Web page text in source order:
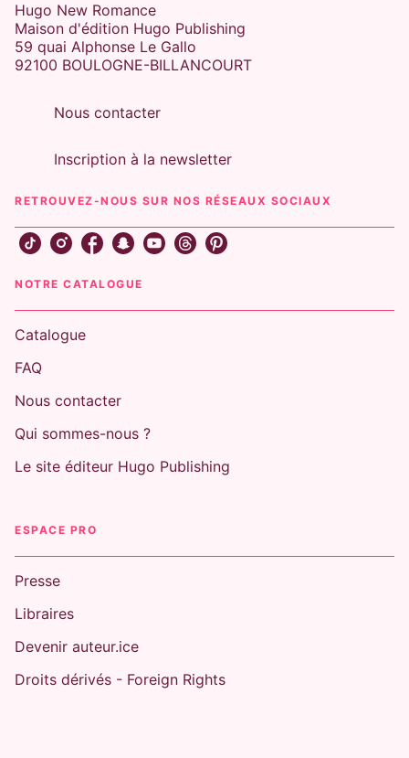
Hugo New Romance
Maison d'édition Hugo Publishing
59 quai Alphonse Le Gallo
92100 BOULOGNE-BILLANCOURT
Nous contacter
Inscription à la newsletter
RETROUVEZ-NOUS SUR NOS RÉSEAUX SOCIAUX
NOTRE CATALOGUE
Catalogue
FAQ
Nous contacter
Qui sommes-nous ?
Le site éditeur Hugo Publishing
ESPACE PRO
Presse
Libraires
Devenir auteur.ice
Droits dérivés - Foreign Rights